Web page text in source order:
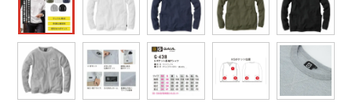
レインウェア・カッパ
ヤッケ
作業用手袋ランキング
レインウェアランキング
GDジャパン カーシーカシマ
シンメン 日進ゴム
清掃・ビルメンテ作業服
夜間・高視認性安全服